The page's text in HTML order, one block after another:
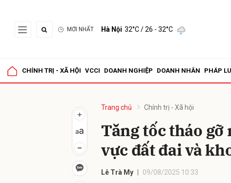
MỚI NHẤT Hà Nội 32°C/ 26 - 32°C
CHÍNH TRỊ - XÃ HỘI VCCI DOANH NGHIỆP DOANH NHÂN PHÁP
Trang chủ Chính trị - Xã hội
Tăng tốc tháo
vực đất đai và
Lê Trà My 09/08/2025 10:33